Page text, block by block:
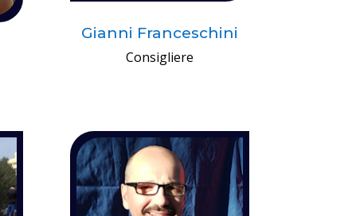
Gianni Franceschini
Consigliere